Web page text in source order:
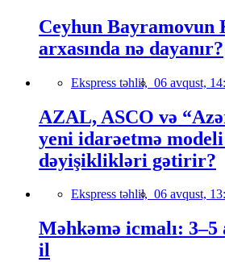
Ceyhun Bayramovun
arxasında nə dayanır?
Ekspress təhlil, 06 avqust,
AZAL, ASCO və
yeni idarəetmə
dəyişiklikləri gətirir?
Ekspress təhlil, 06 avqust,
Məhkəmə icmalı: 3–5
il